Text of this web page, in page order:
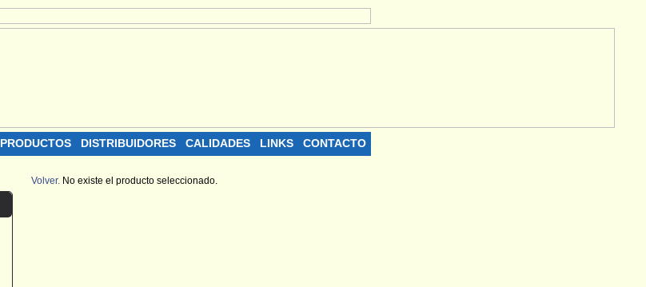
PRODUCTOS DISTRIBUIDORES CALIDADES LINKS CONTACTO
Volver.No existe el producto seleccionado.